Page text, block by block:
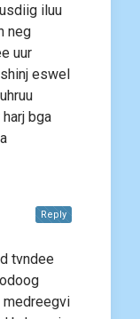
iluu
neg
uur
eswel
bga
tvndee
medreegvi
Reply